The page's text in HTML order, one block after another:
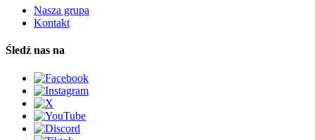
Nasza grupa
Kontakt
Śledź nas na